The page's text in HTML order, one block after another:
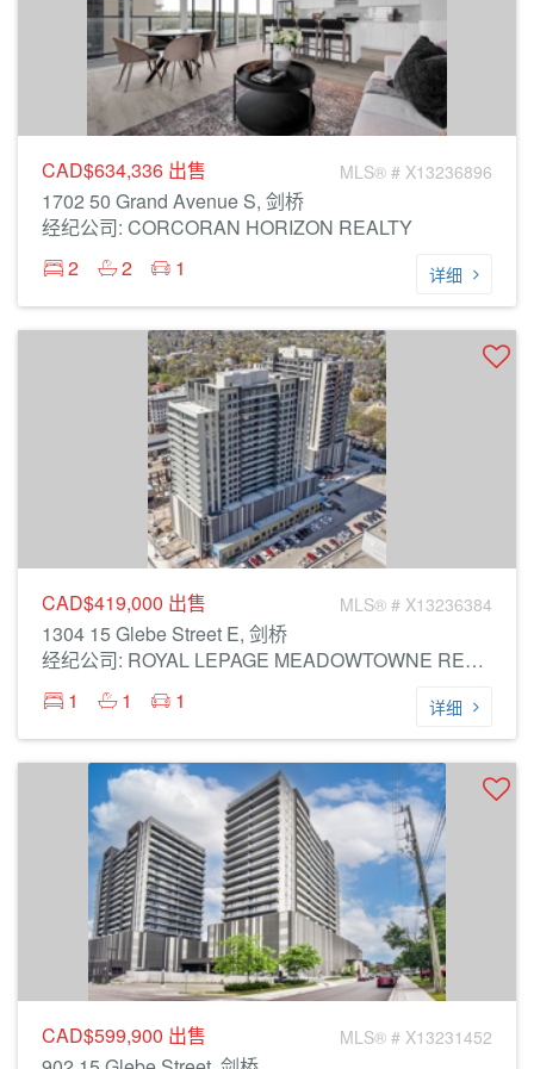
CAD$634,336 出售 MLS® # X13236896
1702 50 Grand Avenue S, 剑桥
经纪公司: CORCORAN HORIZON REALTY
2
2 1 详细
CAD$419,000 出售 MLS® # X13236384
1304 15 Glebe Street E, 剑桥
经纪公司: ROYAL LEPAGE MEADOWTOWNE REALTY
1
1 1 详细
CAD$599,900 出售 MLS® # X13231452